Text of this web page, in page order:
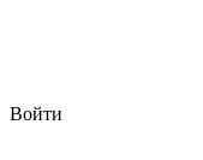
Войти